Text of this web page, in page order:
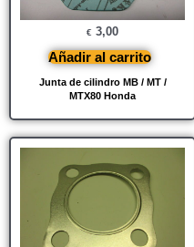
Junta de cilindro MB / MT /
MTX80 Honda
€ 3,00
Añadir al carrito